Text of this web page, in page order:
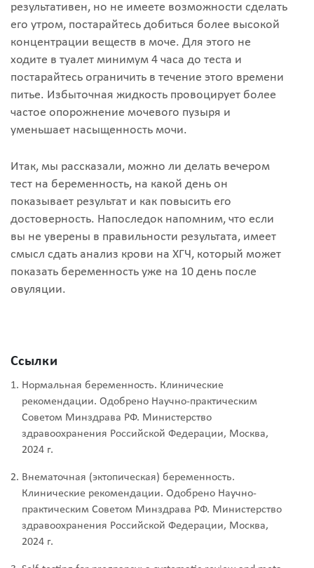
результативен, но не имеете возможности сделать
его утром, постарайтесь добиться более высокой
концентрации веществ в моче. Для этого не
ходите в туалет минимум 4 часа до теста и
постарайтесь ограничить в течение этого времени
питье. Избыточная жидкость провоцирует более
частое опорожнение мочевого пузыря и
уменьшает насыщенность мочи.
Итак, мы рассказали, можно ли делать вечером
тест на беременность, на какой день он
показывает результат и как повысить его
достоверность. Напоследок напомним, что если
вы не уверены в правильности результата, имеет
смысл сдать анализ крови на ХГЧ, который может
показать беременность уже на 10 день после
овуляции.
Ссылки
Нормальная беременность. Клинические
рекомендации. Одобрено Научно-практическим
Советом Минздрава РФ. Министерство
здравоохранения Российской Федерации, Москва,
2024 г.
Внематочная (эктопическая) беременность.
Клинические рекомендации. Одобрено Научно-
практическим Советом Минздрава РФ. Министерство
здравоохранения Российской Федерации, Москва,
2024 г.